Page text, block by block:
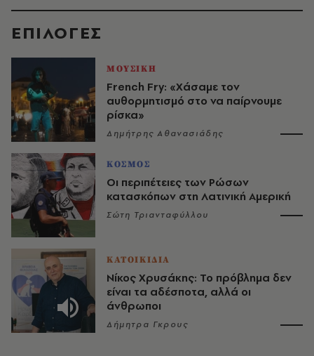
EΠΙΛΟΓΈΣ
ΜΟΥΣΙΚΗ
French Fry: «Χάσαμε τον
αυθορμητισμό στο να παίρνουμε
ρίσκα»
Δημήτρης Αθανασιάδης
ΚΟΣΜΟΣ
Οι περιπέτειες των Ρώσων
κατασκόπων στη Λατινική Αμερική
Σώτη Τριανταφύλλου
ΚΑΤΟΙΚΙΔΙΑ
Νίκος Χρυσάκης: Το πρόβλημα δεν
είναι τα αδέσποτα, αλλά οι
άνθρωποι
Δήμητρα Γκρους